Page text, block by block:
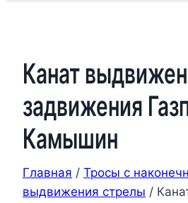
Канат
задвижения
Камышин
Главная / Тросы с
выдвижения стрелы /